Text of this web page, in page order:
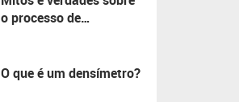
o processo de
O que é um densímetro?